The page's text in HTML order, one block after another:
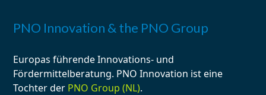
PNO Innovation & the PNO Group
Europas führendeInnovations- und
Fördermittelberatung. PNO Innovation ist eine
Tochter der PNO Group (NL).